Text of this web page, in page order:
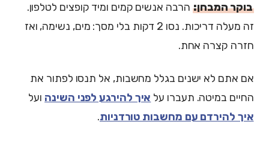
בוקר המבחן: הרבה אנשים קמים ומיד קופצים לטלפון.
זה מעלה דריכות. נסו 2 דקות בלי מסך: מים, נשימה, ואז
חזרה קצרה אחת.
אם אתם לא ישנים בגלל מחשבות, אל תנסו לפתור את
החיים במיטה. תעברו על איך להירגע לפני השינה ועל
איך להירדם עם מחשבות טורדניות.